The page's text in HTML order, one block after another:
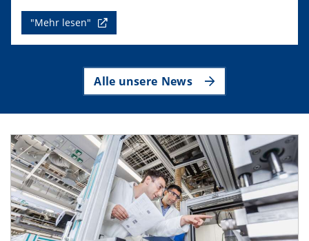
"Mehr lesen"
Alle unsere News